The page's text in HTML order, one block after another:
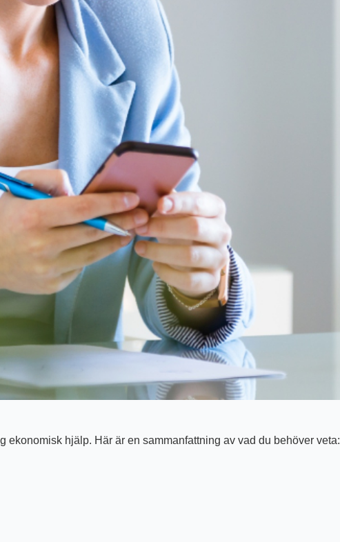
hjälp. Här är en sammanfattning av vad du behöver veta: